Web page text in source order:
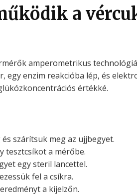
a
amperometrikus
egy enzim reakcióba lép, és
értékké.
szárítsuk meg az ujjbegyet.
tesztcsíkot a mérőbe.
egy steril lancettel.
fel a csíkra.
a kijelzőn.